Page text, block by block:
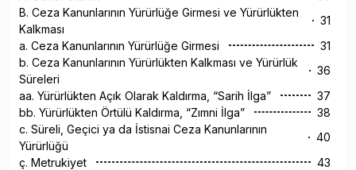
B. Ceza Kanunlarının Yürürlüğe Girmesi ve Yürürlükten
Kalkması
31
a. Ceza Kanunlarının Yürürlüğe Girmesi
31
b. Ceza Kanunlarının Yürürlükten Kalkması ve Yürürlük
Süreleri
36
aa. Yürürlükten Açık Olarak Kaldırma, “Sarih İlga”
37
bb. Yürürlükten Örtülü Kaldırma, “Zımni İlga”
38
c. Süreli, Geçici ya da İstisnai Ceza Kanunlarının
Yürürlüğü
40
ç. Metrukiyet
43